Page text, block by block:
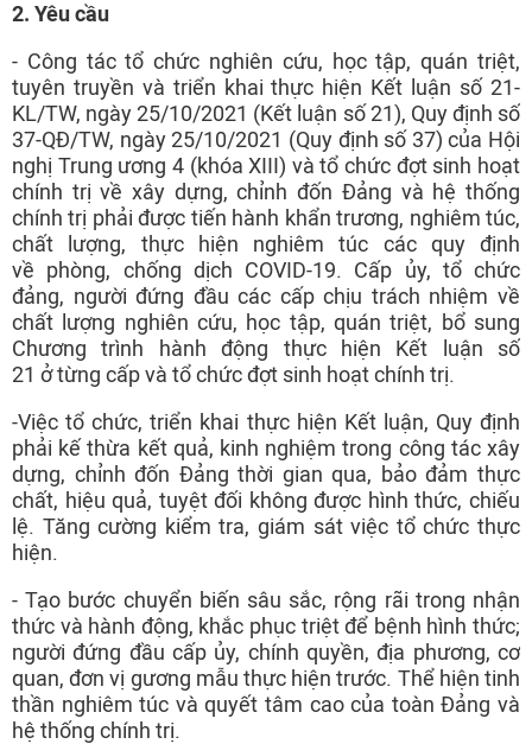
2. Yêu cầu
- Công tác tổ chức nghiên cứu, học tập, quán triệt,
tuyên truyền và triển khai thực hiện Kết luận số 21-
KL/TW, ngày 25/10/2021 (Kết luận số 21), Quy định số
37-QĐ/TW, ngày 25/10/2021 (Quy định số 37) của Hội
nghị Trung ương 4 (khóa XIII) và tổ chức đợt sinh hoạt
chính trị về xây dựng, chỉnh đốn Đảng và hệ thống
chính trị phải được tiến hành khẩn trương, nghiêm túc,
chất lượng, thực hiện nghiêm túc các quy định
về phòng, chống dịch COVID-19. Cấp ủy, tổ chức
đảng, người đứng đầu các cấp chịu trách nhiệm về
chất lượng nghiên cứu, học tập, quán triệt, bổ sung
Chương trình hành động thực hiện Kết luận số
21 ở từng cấp và tổ chức đợt sinh hoạt chính trị.
-Việc tổ chức, triển khai thực hiện Kết luận, Quy định
phải kế thừa kết quả, kinh nghiệm trong công tác xây
dựng, chỉnh đốn Đảng thời gian qua, bảo đảm thực
chất, hiệu quả, tuyệt đối không được hình thức, chiếu
lệ. Tăng cường kiểm tra, giám sát việc tổ chức thực
hiện.
- Tạo bước chuyển biến sâu sắc, rộng rãi trong nhận
thức và hành động, khắc phục triệt để bệnh hình thức;
người đứng đầu cấp ủy, chính quyền, địa phương, cơ
quan, đơn vị gương mẫu thực hiện trước. Thể hiện tinh
thần nghiêm túc và quyết tâm cao của toàn Đảng và
hệ thống chính trị.